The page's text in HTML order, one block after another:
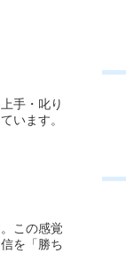
手・叱り
います。
この感覚
を「勝ち